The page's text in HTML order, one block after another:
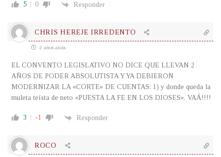
5 0 Responder
CHRIS HEREJE IRREDENTO
2 años atrás
EL CONVENTO LEGISLATIVO NO DICE QUE LLEVAN 2
AÑOS DE PODER ABSOLUTISTA Y YA DEBIERON
MODERNIZAR LA «CORTE» DE CUENTAS: 1) y donde queda la
muleta teísta de neto «PUESTA LA FE EN LOS DIOSES». VAÁ!!!!
3 -1 Responder
ROCO